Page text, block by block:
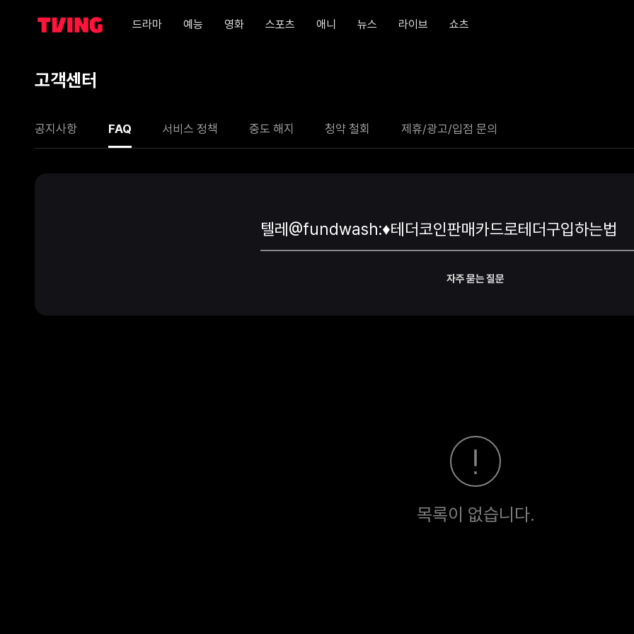
드라마 예능 영화 스포츠 애니 뉴스 라이브 쇼츠
고객센터
공지사항 FAQ 서비스 정책 중도 해지 청약 철회 제휴/광고/입점 문의
자주 묻는 질문
목록이 없습니다.